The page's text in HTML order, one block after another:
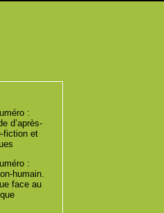
:
d’après-
fiction et
:
humain.
face au